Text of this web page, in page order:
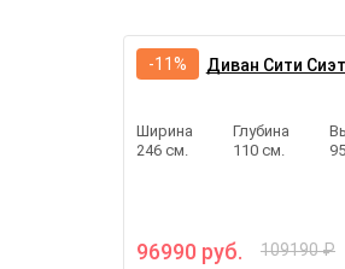
Диван Сити
Ширина
246 см.
Глубина
110 см.
96990 руб. 109190 ₽
-11%